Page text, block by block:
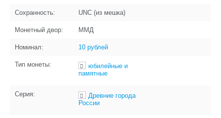
Сохранность: UNC (из мешка)
Монетный двор: ММД
Номинал: 10 рублей
Тип монеты:
юбилейные и
памятные
Серия:
Древние города
России